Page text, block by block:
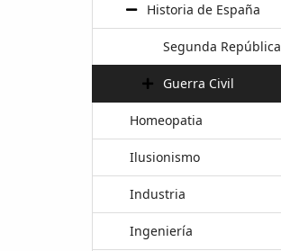
Historia de España
Segunda República
Guerra Civil
Homeopatia
Ilusionismo
Industria
Ingeniería